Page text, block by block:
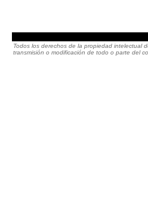
Todos los derechos de la propiedad intelectual
transmisión o modificación de todo o parte del